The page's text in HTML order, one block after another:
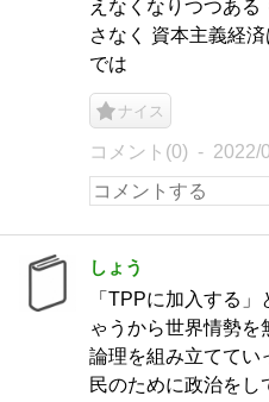
えなくなりつつあ
さなく 資本主義経
では
ナイス
コメント(0) 2022/
しょう
「TPPに加入する
ゃうから世界情勢を
論理を組み立ててい
民のために政治をし